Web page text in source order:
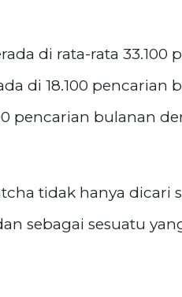
di rata-rata 33.100
di 18.100 pencarian
pencarian bulanan
tidak hanya dicari
sebagai sesuatu